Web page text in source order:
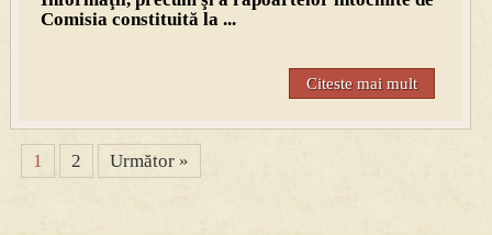
Comisia constituită la ...
Citeste mai mult
1 2 Următor »